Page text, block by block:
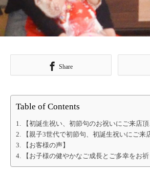
Share
Table of Contents
【初誕生祝い、初節句のお祝いにご来店頂
【親子3世代で初節句、初誕生祝いにご来
【お客様の声】
【お子様の健やかなご成長とご多幸をお祈